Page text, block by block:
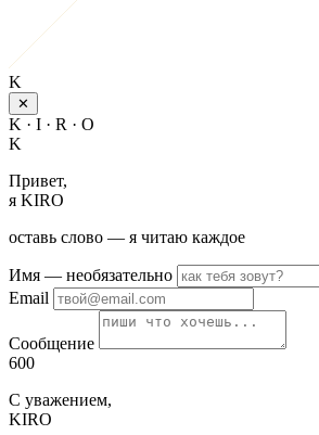
K
✕
K · I · R · O
K
Привет,
я KIRO
оставь слово — я читаю каждое
Имя — необязательно
Email
Сообщение
600
С уважением,
KIRO